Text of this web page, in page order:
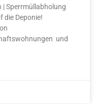
| Sperrmüllabholung
die Deponie!
und